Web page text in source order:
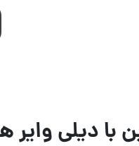
با دیلی وایر